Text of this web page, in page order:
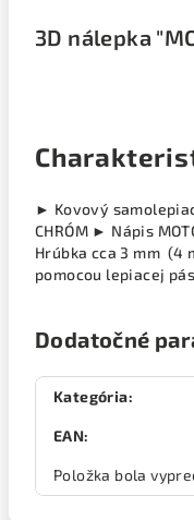
3D nálepka
► Kovový
CHRÓM ► Nápis
Hrúbka cca 3 mm (4
pomocou lepiacej
Dodatočné
Kategória:
EAN:
Položka bola